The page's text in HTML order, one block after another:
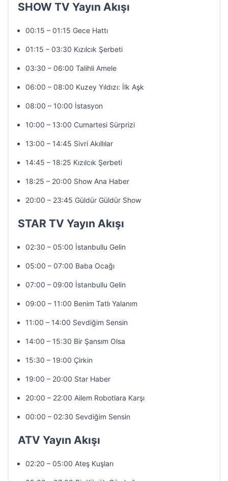
SHOW TV Yayın Akışı
00:15 – 01:15 Gece Hattı
01:15 – 03:30 Kızılcık Şerbeti
03:30 – 06:00 Talihli Amele
06:00 – 08:00 Kuzey Yıldızı: İlk Aşk
08:00 – 10:00 İstasyon
10:00 – 13:00 Cumartesi Sürprizi
13:00 – 14:45 Sivri Akıllılar
14:45 – 18:25 Kızılcık Şerbeti
18:25 – 20:00 Show Ana Haber
20:00 – 23:45 Güldür Güldür Show
STAR TV Yayın Akışı
02:30 – 05:00 İstanbullu Gelin
05:00 – 07:00 Baba Ocağı
07:00 – 09:00 İstanbullu Gelin
09:00 – 11:00 Benim Tatlı Yalanım
11:00 – 14:00 Sevdiğim Sensin
14:00 – 15:30 Bir Şansım Olsa
15:30 – 19:00 Çirkin
19:00 – 20:00 Star Haber
20:00 – 22:00 Ailem Robotlara Karşı
00:00 – 02:30 Sevdiğim Sensin
ATV Yayın Akışı
02:20 – 05:00 Ateş Kuşları